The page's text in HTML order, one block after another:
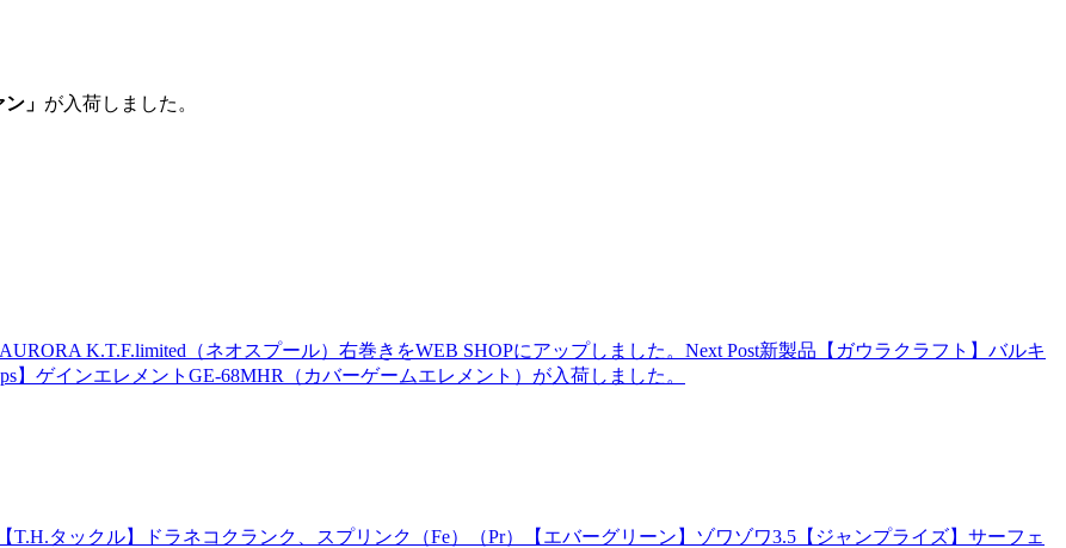
」 が入荷しました。
K.T.F.limited（ネオスプール）右巻きをWEB SHOPにアップしました。 Next Post新製品【ガウラクラフト】バルキ
】ゲインエレメントGE-68MHR（カバーゲームエレメント）が入荷しました。
タックル】ドラネコクランク、スプリンク（Fe）（Pr）【エバーグリーン】ゾワゾワ3.5【ジャンプライズ】サーフェ